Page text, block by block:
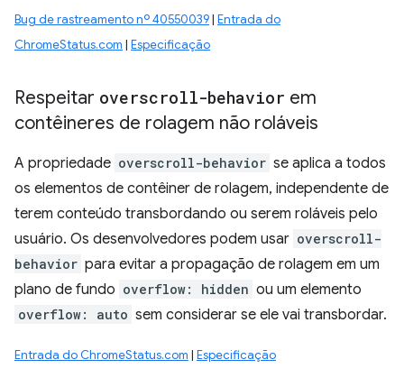
Bug de rastreamento nº 40550039| Entrada do
ChromeStatus.com | Especificação
Respeitar overscroll-behavior em
contêineres de rolagem não roláveis
A propriedade overscroll-behavior se aplica a todos
os elementos de contêiner de rolagem, independente de
terem conteúdo transbordando ou serem roláveis pelo
usuário. Os desenvolvedores podem usar overscroll-
behavior para evitar a propagação de rolagem em um
plano de fundo overflow: hidden ou um elemento
overflow: auto sem considerar se ele vai transbordar.
Entrada do ChromeStatus.com | Especificação